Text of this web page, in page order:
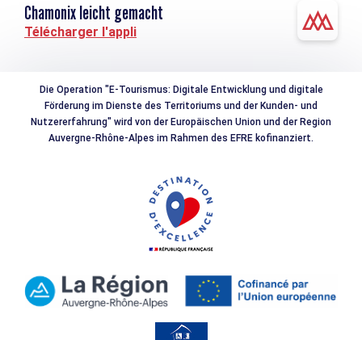
Chamonix leicht gemacht
Télécharger l'appli
Die Operation "E-Tourismus: Digitale Entwicklung und digitale
Förderung im Dienste des Territoriums und der Kunden- und
Nutzererfahrung" wird von der Europäischen Union und der Region
Auvergne-Rhône-Alpes im Rahmen des EFRE kofinanziert.